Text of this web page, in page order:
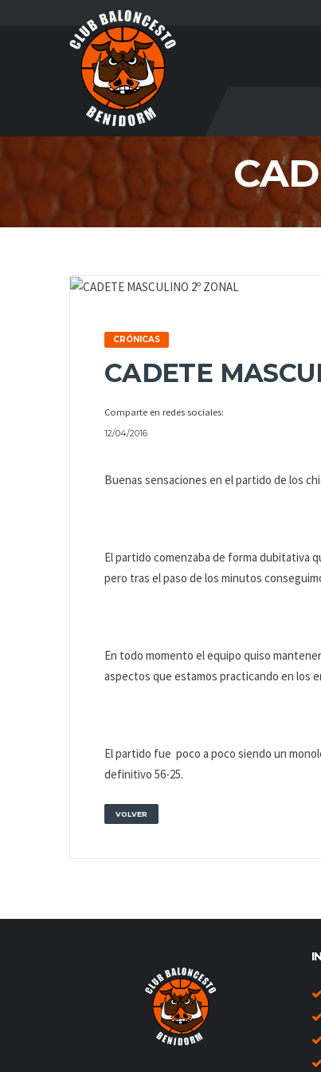
CRÓNICAS
CADETE
Comparte en redes sociales:
12/04/2016
Buenas sensaciones en el partido de los
El partido comenzaba de forma dubitativa
pero tras el paso de los minutos
En todo momento el equipo quiso
aspectos que estamos practicando en los
El partido fue poco a poco siendo un
definitivo 56-25.
VOLVER